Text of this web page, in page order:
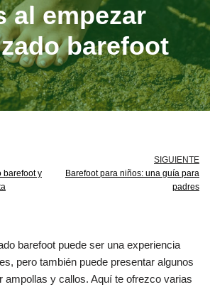
al empezar
barefoot
barefoot y
SIGUIENTE
Barefoot para niños: una guía para
padres
barefoot puede ser una experiencia
pero también puede presentar algunos
ampollas y callos. Aquí te ofrezco varias